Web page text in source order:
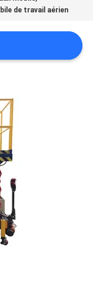
de travail aérien